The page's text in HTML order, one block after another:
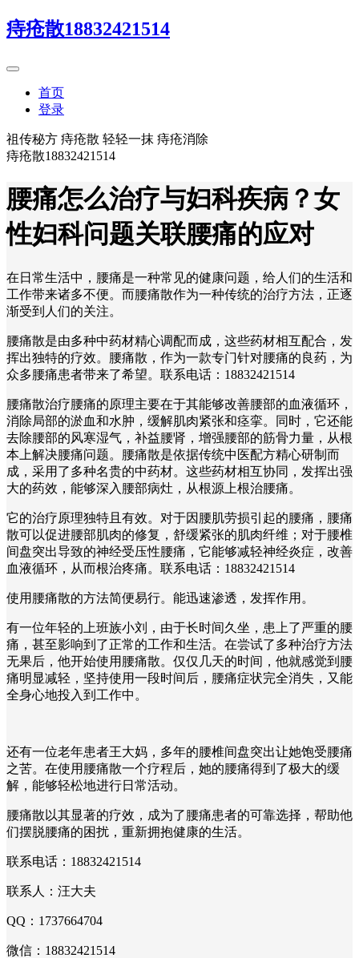
痔疮散18832421514
首页
登录
祖传秘方 痔疮散 轻轻一抹 痔疮消除
痔疮散18832421514
腰痛怎么治疗与妇科疾病？女
性妇科问题关联腰痛的应对
在日常生活中，腰痛是一种常见的健康问题，给人们的生活和
工作带来诸多不便。而腰痛散作为一种传统的治疗方法，正逐
渐受到人们的关注。
腰痛散是由多种中药材精心调配而成，这些药材相互配合，发
挥出独特的疗效。腰痛散，作为一款专门针对腰痛的良药，为
众多腰痛患者带来了希望。联系电话：18832421514
腰痛散治疗腰痛的原理主要在于其能够改善腰部的血液循环，
消除局部的淤血和水肿，缓解肌肉紧张和痉挛。同时，它还能
去除腰部的风寒湿气，补益腰肾，增强腰部的筋骨力量，从根
本上解决腰痛问题。腰痛散是依据传统中医配方精心研制而
成，采用了多种名贵的中药材。这些药材相互协同，发挥出强
大的药效，能够深入腰部病灶，从根源上根治腰痛。
它的治疗原理独特且有效。对于因腰肌劳损引起的腰痛，腰痛
散可以促进腰部肌肉的修复，舒缓紧张的肌肉纤维；对于腰椎
间盘突出导致的神经受压性腰痛，它能够减轻神经炎症，改善
血液循环，从而根治疼痛。联系电话：18832421514
使用腰痛散的方法简便易行。能迅速渗透，发挥作用。
有一位年轻的上班族小刘，由于长时间久坐，患上了严重的腰
痛，甚至影响到了正常的工作和生活。在尝试了多种治疗方法
无果后，他开始使用腰痛散。仅仅几天的时间，他就感觉到腰
痛明显减轻，坚持使用一段时间后，腰痛症状完全消失，又能
全身心地投入到工作中。
还有一位老年患者王大妈，多年的腰椎间盘突出让她饱受腰痛
之苦。在使用腰痛散一个疗程后，她的腰痛得到了极大的缓
解，能够轻松地进行日常活动。
腰痛散以其显著的疗效，成为了腰痛患者的可靠选择，帮助他
们摆脱腰痛的困扰，重新拥抱健康的生活。
联系电话：18832421514
联系人：汪大夫
QQ：1737664704
微信：18832421514